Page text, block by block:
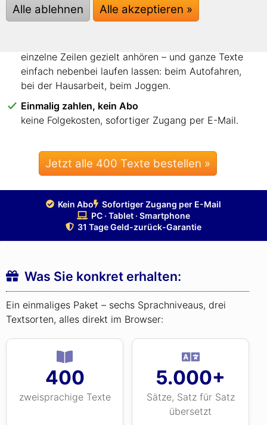
im Browser auf PC, Tablet oder Smartphone.
Keine App, keine Installation.
einzelne Zeilen gezielt anhören – und ganze Texte
einfach nebenbei laufen lassen: beim Autofahren,
bei der Hausarbeit, beim Joggen.
Einmalig zahlen, kein Abo
keine Folgekosten, sofortiger Zugang per E-Mail.
Jetzt alle 400 Texte bestellen »
Kein Abo
Sofortiger Zugang per E-Mail
PC · Tablet · Smartphone
31 Tage Geld-zurück-Garantie
Was Sie konkret erhalten:
Ein einmaliges Paket – sechs Sprachniveaus, drei
Textsorten, alles direkt im Browser:
400
zweisprachige Texte
5.000+
Sätze, Satz für Satz
übersetzt
Alle ablehnen Alle akzeptieren »